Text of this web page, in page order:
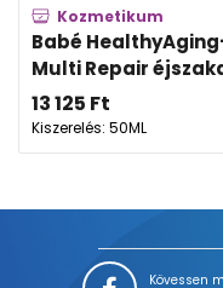
Kozmetikum
Babé
Multi Repair
13 125 Ft
Kiszerelés: 50ML
Kövessen